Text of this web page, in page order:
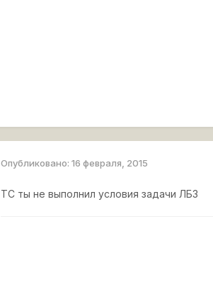
Опубликовано:16 февраля, 2015
ТС ты не выполнил условия задачи ЛБЗ